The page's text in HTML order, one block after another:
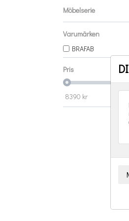
Möbelserie
Varumärken
BRAFAB
Pris
8390 kr